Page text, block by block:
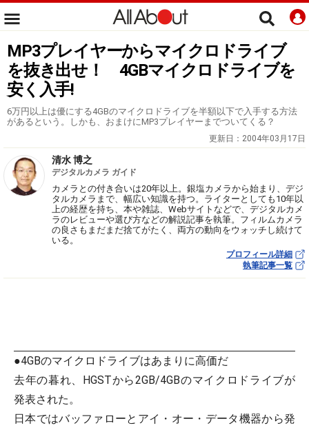
MP3プレイヤーからマイクロドライブ
を抜き出せ！ 4GBマイクロドライブを
安く入手!
6万円以上は優にする4GBのマイクロドライブを半額以下で入手する方法
があるという。しかも、おまけにMP3プレイヤーまでついてくる？
更新日： 2004年03月17日
清水 博之
デジタルカメラ ガイド
カメラとの付き合いは20年以上。銀塩カメラから始まり、デジ
タルカメラまで、幅広い知識を持つ。ライターとしても10年以
上の経歴を持ち、本や雑誌、Webサイトなどで、デジタルカメ
ラのレビューや選び方などの解説記事を執筆。フィルムカメラ
の良さもまだまだ捨てがたく、両方の動向をウォッチし続けて
いる。
プロフィール詳細
執筆記事一覧
●4GBのマイクロドライブはあまりに高価だ
去年の暮れ、HGSTから2GB/4GBのマイクロドライブが
発表された。
日本ではバッファローとアイ・オー・データ機器から発